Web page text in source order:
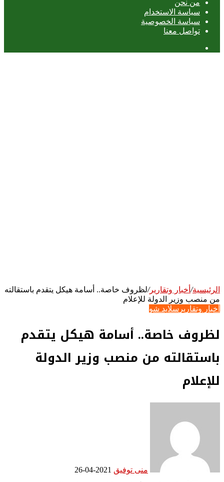
من نحن
سياسة الاستخدام
سياسة الخصوصية
تواصل معنا
الرئيسية/ أخبار وتقارير/لظروف خاصة.. أسامة هيكل يتقدم باستقالته
من منصب وزير الدولة للإعلام
أخبار وتقارير سلايد شو
لظروف خاصة.. أسامة هيكل يتقدم
باستقالته من منصب وزير الدولة
للإعلام
منى توفيق 2021-04-26